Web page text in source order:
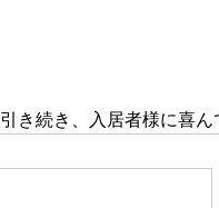
引き続き、入居者様に喜